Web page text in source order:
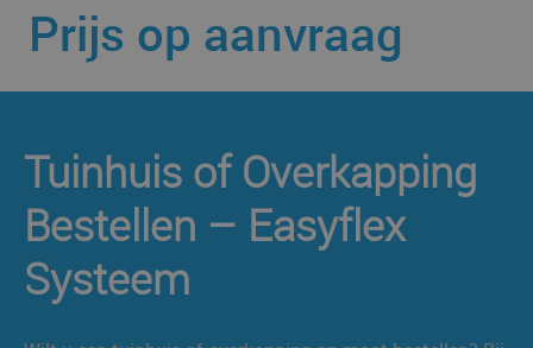
Prijs op aanvraag
Tuinhuis of Overkapping
Bestellen – Easyflex
Systeem